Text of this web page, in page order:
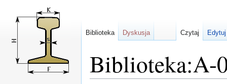
Biblioteka:A-
Biblioteka Dyskusja Czytaj